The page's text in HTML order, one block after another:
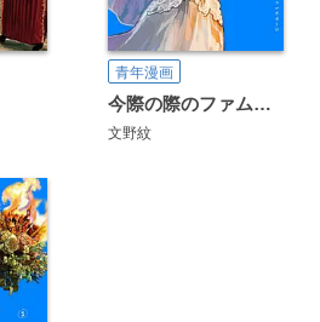
青年漫画
今際の際のファムファタール
文野紋